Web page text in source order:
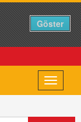
Toggle
Göster